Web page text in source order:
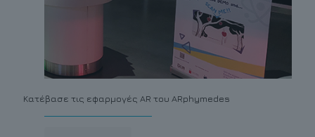
Κατέβασε τις εφαρμογές ΑR του ARphymedes